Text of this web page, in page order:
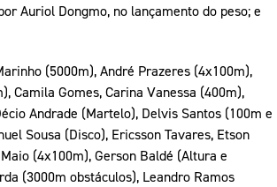
Auriol Dongmo, no lançamento do peso; e
(5000m), André Prazeres (4x100m),
Camila Gomes, Carina Vanessa (400m),
Andrade (Martelo), Delvis Santos (100m e
Sousa (Disco), Ericsson Tavares, Etson
(4x100m), Gerson Baldé (Altura e
(3000m obstáculos), Leandro Ramos